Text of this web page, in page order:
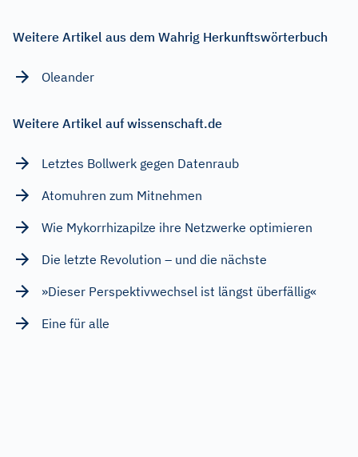
Weitere Artikel aus dem Wahrig Herkunftswörterbuch
Oleander
Weitere Artikel auf wissenschaft.de
Letztes Bollwerk gegen Datenraub
Atomuhren zum Mitnehmen
Wie Mykorrhizapilze ihre Netzwerke optimieren
Die letzte Revolution – und die nächste
»Dieser Perspektivwechsel ist längst überfällig«
Eine für alle